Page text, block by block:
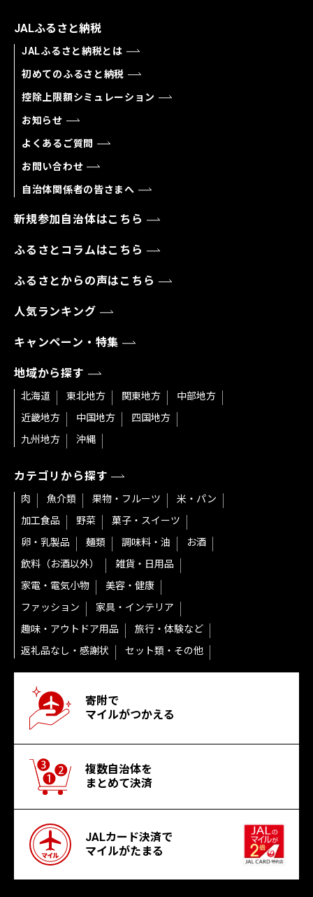
JALふるさと納税
JALふるさと納税とは
初めてのふるさと納税
控除上限額シミュレーション
お知らせ
よくあるご質問
お問い合わせ
自治体関係者の皆さまへ
新規参加自治体はこちら
ふるさとコラムはこちら
ふるさとからの声はこちら
人気ランキング
キャンペーン・特集
地域から探す
北海道 東北地方 関東地方
中部地方
近畿地方
中国地方
四国地方
九州地方
沖縄
カテゴリから探す
肉 魚介類 果物・フルーツ
米・パン
加工食品
野菜
菓子・スイーツ
卵・乳製品
麺類 調味料・油
お酒
飲料（お酒以外）
雑貨・日用品
家電・電気小物
美容・健康
ファッション
家具・インテリア
趣味・アウトドア用品
旅行・体験など
返礼品なし・感謝状
セット類・その他
寄附で
マイルがつかえる
複数自治体を
まとめて決済
JALカード決済で
マイルがたまる